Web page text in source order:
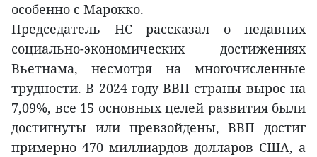
особенно с Марокко.
Председатель НС рассказал о недавних
социально-экономических достижениях
Вьетнама, несмотря на многочисленные
трудности. В 2024 году ВВП страны вырос на
7,09%, все 15 основных целей развития были
достигнуты или превзойдены, ВВП достиг
примерно 470 миллиардов долларов США, а